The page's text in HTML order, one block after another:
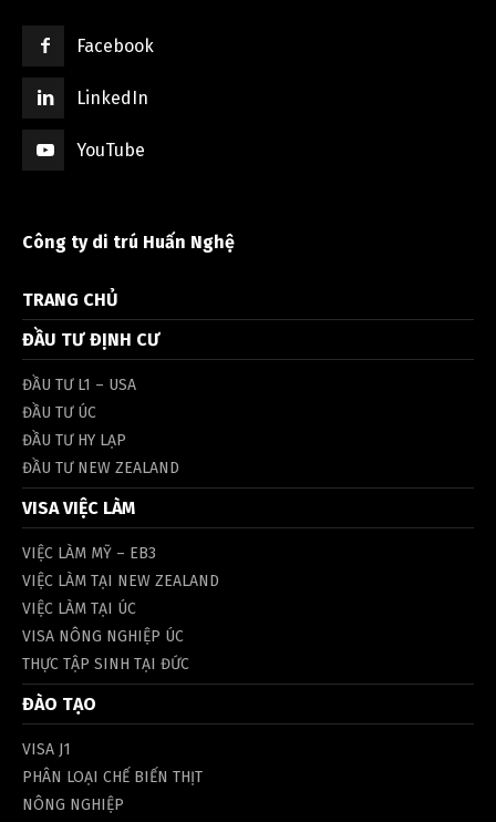
Facebook
LinkedIn
YouTube
Công ty di trú Huấn Nghệ
TRANG CHỦ
ĐẦU TƯ ĐỊNH CƯ
ĐẦU TƯ L1 – USA
ĐẦU TƯ ÚC
ĐẦU TƯ HY LẠP
ĐẦU TƯ NEW ZEALAND
VISA VIỆC LÀM
VIỆC LÀM MỸ – EB3
VIỆC LÀM TẠI NEW ZEALAND
VIỆC LÀM TẠI ÚC
VISA NÔNG NGHIỆP ÚC
THỰC TẬP SINH TẠI ĐỨC
ĐÀO TẠO
VISA J1
PHÂN LOẠI CHẾ BIẾN THỊT
NÔNG NGHIỆP